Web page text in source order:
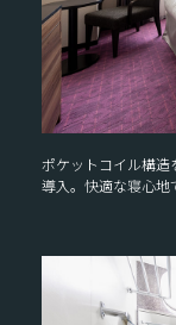
ポケットコイル構造
導入。快適な寝心地